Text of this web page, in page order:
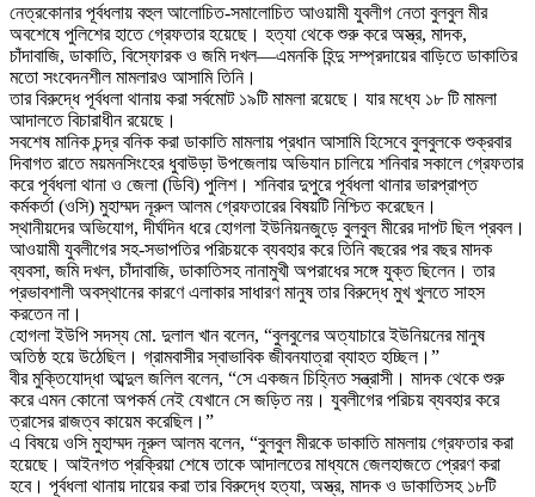
নেত্রকোনার পূর্বধলায় বহুল আলোচিত-সমালোচিত আওয়ামী যুবলীগ নেতা বুলবুল মীর
অবশেষে পুলিশের হাতে গ্রেফতার হয়েছে। হত্যা থেকে শুরু করে অস্ত্র, মাদক,
চাঁদাবাজি, ডাকাতি, বিস্ফোরক ও জমি দখল—এমনকি হিন্দু সম্প্রদায়ের বাড়িতে ডাকাতির
মতো সংবেদনশীল মামলারও আসামি তিনি।
তার বিরুদ্ধে পূর্বধলা থানায় করা সর্বমোট ১৯টি মামলা রয়েছে। যার মধ্যে ১৮ টি মামলা
আদালতে বিচারাধীন রয়েছে।
সবশেষ মানিক চন্দ্র বনিক করা ডাকাতি মামলায় প্রধান আসামি হিসেবে বুলবুলকে শুক্রবার
দিবাগত রাতে ময়মনসিংহের ধুবাউড়া উপজেলায় অভিযান চালিয়ে শনিবার সকালে গ্রেফতার
করে পূর্বধলা থানা ও জেলা (ডিবি) পুলিশ। শনিবার দুপুরে পূর্বধলা থানার ভারপ্রাপ্ত
কর্মকর্তা (ওসি) মুহাম্মদ নূরুল আলম গ্রেফতারের বিষয়টি নিশ্চিত করেছেন।
স্থানীয়দের অভিযোগ, দীর্ঘদিন ধরে হোগলা ইউনিয়নজুড়ে বুলবুল মীরের দাপট ছিল প্রবল।
আওয়ামী যুবলীগের সহ-সভাপতির পরিচয়কে ব্যবহার করে তিনি বছরের পর বছর মাদক
ব্যবসা, জমি দখল, চাঁদাবাজি, ডাকাতিসহ নানামুখী অপরাধের সঙ্গে যুক্ত ছিলেন। তার
প্রভাবশালী অবস্থানের কারণে এলাকার সাধারণ মানুষ তার বিরুদ্ধে মুখ খুলতে সাহস
করতেন না।
হোগলা ইউপি সদস্য মো. দুলাল খান বলেন, “বুলবুলের অত্যাচারে ইউনিয়নের মানুষ
অতিষ্ঠ হয়ে উঠেছিল। গ্রামবাসীর স্বাভাবিক জীবনযাত্রা ব্যাহত হচ্ছিল।”
বীর মুক্তিযোদ্ধা আব্দুল জলিল বলেন, “সে একজন চিহ্নিত সন্ত্রাসী। মাদক থেকে শুরু
করে এমন কোনো অপকর্ম নেই যেখানে সে জড়িত নয়। যুবলীগের পরিচয় ব্যবহার করে
ত্রাসের রাজত্ব কায়েম করেছিল।”
এ বিষয়ে ওসি মুহাম্মদ নূরুল আলম বলেন, “বুলবুল মীরকে ডাকাতি মামলায় গ্রেফতার করা
হয়েছে। আইনগত প্রক্রিয়া শেষে তাকে আদালতের মাধ্যমে জেলহাজতে প্রেরণ করা
হবে। পূর্বধলা থানায় দায়ের করা তার বিরুদ্ধে হত্যা, অস্ত্র, মাদক ও ডাকাতিসহ ১৮টি